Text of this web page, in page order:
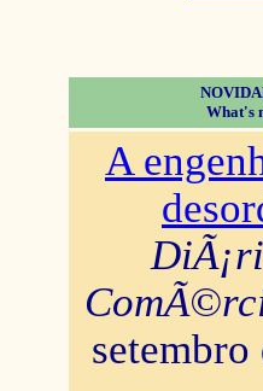
What's
A
setembro